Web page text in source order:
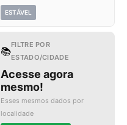
ESTÁVEL
📚
FILTRE POR
ESTADO/CIDADE
Acesse agora
mesmo!
Esses mesmos dados por
localidade